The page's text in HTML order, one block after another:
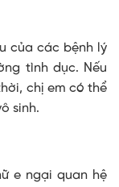
của các bệnh lý
tình dục. Nếu
chị em có thể
sinh.
e ngại quan hệ